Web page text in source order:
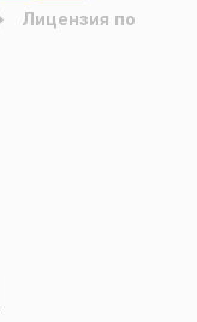
Лицензия по